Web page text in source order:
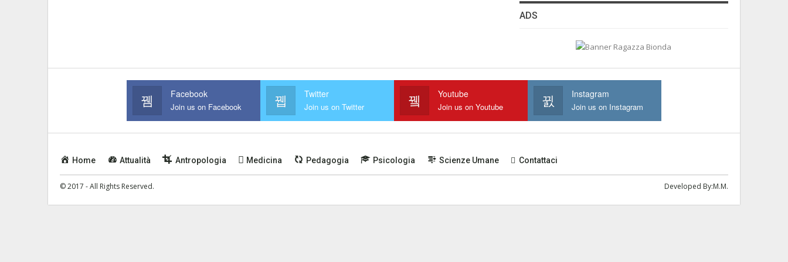
ADS
Facebook
Join us on Facebook
Twitter
Join us on Twitter
Youtube
Join us on Youtube
Instagram
Join us on Instagram
Home Attualità Antropologia Medicina Pedagogia Psicologia Scienze Umane Contattaci
© 2017 - All Rights Reserved. Developed By:M.M.